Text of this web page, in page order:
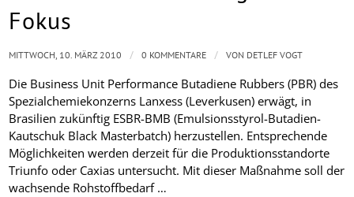
Fokus
Die Business Unit Performance Butadiene Rubbers (PBR) des
Spezialchemiekonzerns Lanxess (Leverkusen) erwägt, in
Brasilien zukünftig ESBR-BMB (Emulsionsstyrol-Butadien-
Kautschuk Black Masterbatch) herzustellen. Entsprechende
Möglichkeiten werden derzeit für die Produktionsstandorte
Triunfo oder Caxias untersucht. Mit dieser Maßnahme soll der
wachsende Rohstoffbedarf …
MITTWOCH, 10. MÄRZ 2010 / 0 KOMMENTARE / VON DETLEF VOGT